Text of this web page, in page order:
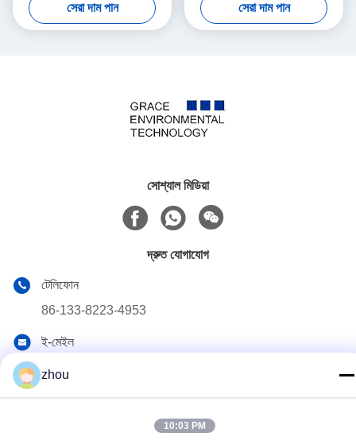
সেরা দাম পান সেরা দাম পান
সোশ্যাল মিডিয়া
দ্রুত যোগাযোগ
টেলিফোন
86-133-8223-4953
ই-মেইল
নং ৩৩৩৩ জিনচেং পূর্ব রোড, জিনওয়ু জেলা, ওউসি সিটি, জিয়াংসু প্রদেশ, চীন
zhou
10:03 PM